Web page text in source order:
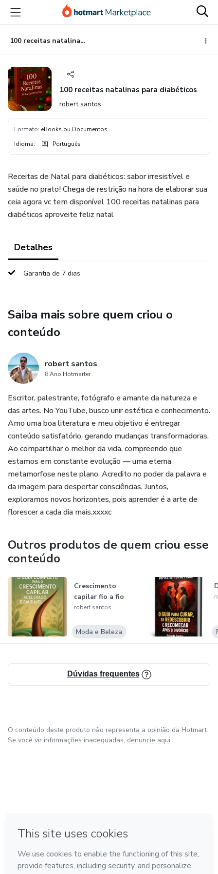
para
conteúdo
principal
para
pagamento
para
rodapé
100 receitas natalinas para diabéticos
100 receitas natalinas para diabéticos
robert santos
Formato: eBooks ou Documentos
Idioma: Português
Receitas de Natal para diabéticos: sabor irresistível e
saúde no prato! Chega de restrição na hora de elaborar sua
ceia agora vc tem disponível 100 receitas natalinas para
diabéticos aproveite feliz natal
Detalhes
Garantia de 7 dias
Saiba mais sobre quem criou o
conteúdo
robert santos
8 Ano Hotmarter
Escritor, palestrante, fotógrafo e amante da natureza e
das artes. No YouTube, busco unir estética e conhecimento.
Amo uma boa literatura e meu objetivo é entregar
conteúdo satisfatório, gerando mudanças transformadoras.
Ao compartilhar o melhor da vida, compreendo que
estamos em constante evolução — uma eterna
metamorfose neste plano. Acredito no poder da palavra e
da imagem para despertar consciências. Juntos,
exploramos novos horizontes, pois aprender é a arte de
florescer a cada dia mais.xxxxc
Outros produtos de quem criou esse
conteúdo
Crescimento
capilar fio a fio
robert santos
Moda e Beleza
Dúvidas frequentes
O conteúdo deste produto não representa a opinião da Hotmart.
Se você vir informações inadequadas, denuncie aqui
Feito com ❤ em Bogotá